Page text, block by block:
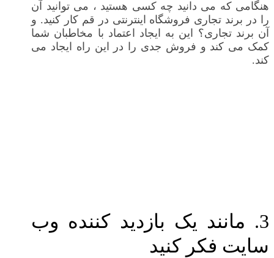
هنگامی که می دانید چه کسی هستید ، می توانید آن
را در برند تجاری فروشگاه اینترنتی در قم کار کنید. و
آن برند تجاری؟ این به ایجاد اعتماد با مخاطبان شما
کمک می کند و فروش جدی را در این راه ایجاد می
کند.
3. مانند یک بازدید کننده وب
سایت فکر کنید